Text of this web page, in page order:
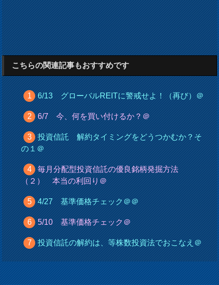
こちらの関連記事もおすすめです
6/13 グローバルREITに警戒せよ！（再び）＠
6/7 今、何を買い付けるか？＠
投資信託 解約タイミングをどうつかむか？そ
の１＠
毎月分配型投資信託の優良銘柄発掘方法
（２） 本当の利回り＠
4/27 基準価格チェック＠＠
5/10 基準価格チェック＠
投資信託の解約は、等株数投資法でおこなえ＠